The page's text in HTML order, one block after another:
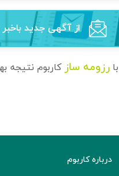
از آگهی‌ جدید
با رزومه ساز کاربوم نتیجه
درباره کاربوم